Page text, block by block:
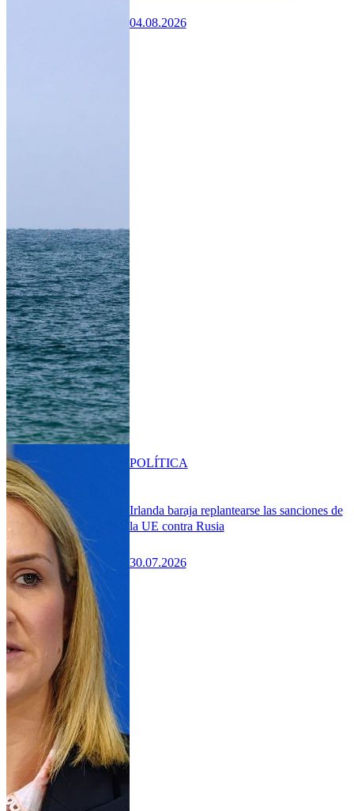
04.08.2026
Irlanda baraja replantearse las sanciones de
la UE contra Rusia
30.07.2026
POLÍTICA